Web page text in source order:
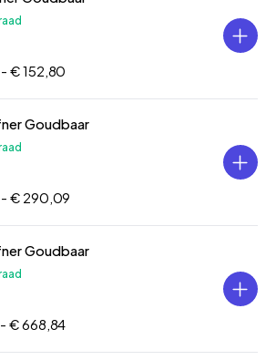
€ 152,80
Goudbaar
€ 290,09
Goudbaar
€ 668,84